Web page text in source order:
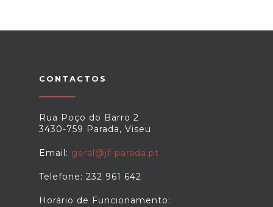
CONTACTOS
Rua Poço do Barro 2
3430-759 Parada, Viseu
Email: geral@jf-parada.pt
Telefone: 232 961 642
Horário de Funcionamento: